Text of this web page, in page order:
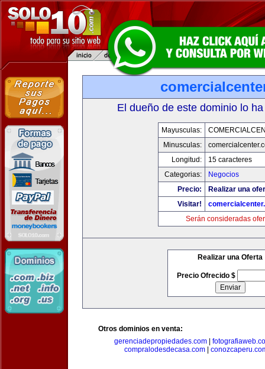
El dueño de este dominio lo
Mayusculas:
Minusculas:
Longitud:
15 caracteres
Categorias:
Negocios
Precio:
Realizar una
Visitar!
Serán consideradas
Realizar una Oferta
Precio Ofrecido $
Otros dominios en venta:
gerenciadepropiedades.com|
compralodesdecasa.com